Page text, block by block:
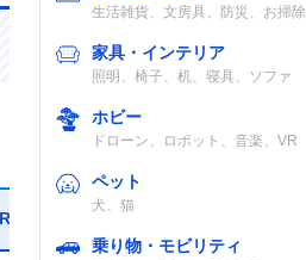
対応 パネルの種類
生活雑貨、文房具、防災、お掃除
家具・インテリア
照明、椅子、机、寝具、ソファ
ホビー
ドローン、ロボット、音楽、VR
ペット
犬、猫
乗り物・モビリティ